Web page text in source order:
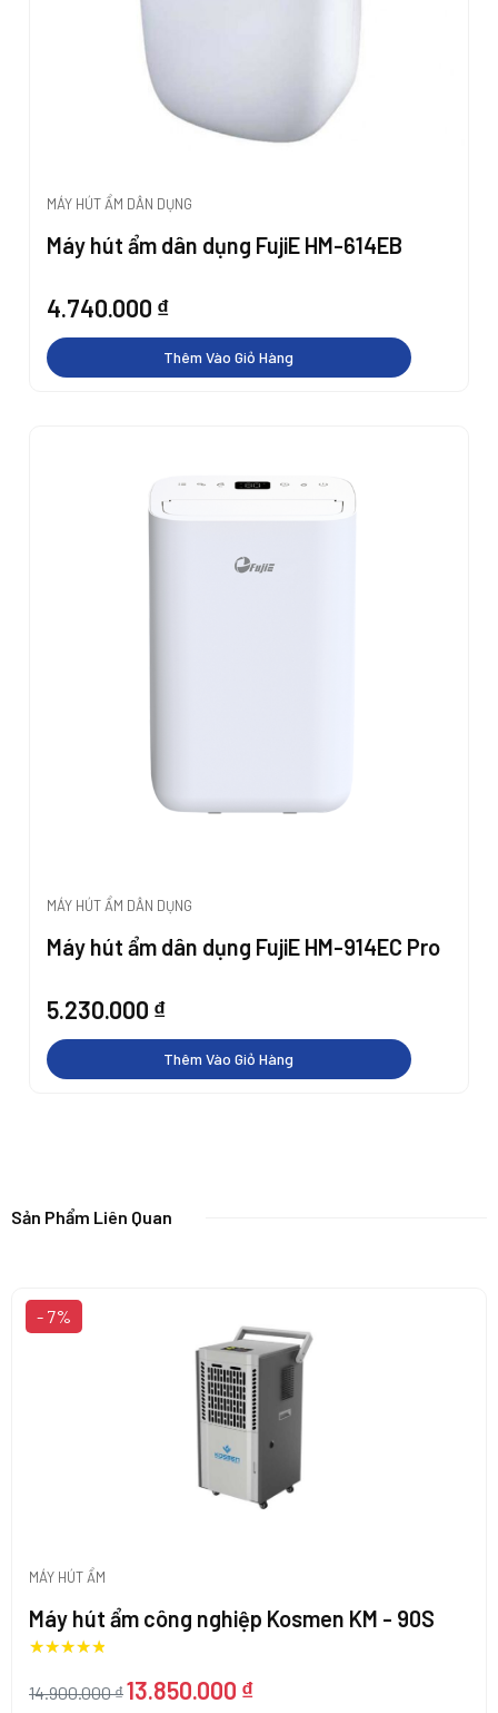
MÁY HÚT ẨM DÂN DỤNG
Máy hút ẩm dân dụng FujiE HM-614EB
4.740.000 ₫
Thêm Vào Giỏ Hàng
MÁY HÚT ẨM DÂN DỤNG
Máy hút ẩm dân dụng FujiE HM-914EC Pro
5.230.000 ₫
Thêm Vào Giỏ Hàng
Sản Phẩm Liên Quan
- 7%
MÁY HÚT ẨM
Máy hút ẩm công nghiệp Kosmen KM - 90S
14.900.000₫Giá
13.850.000 ₫Giá